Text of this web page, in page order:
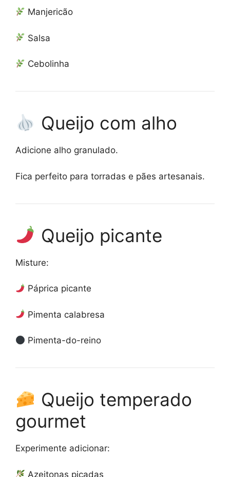
Manjericão
Salsa
Cebolinha
Queijo com alho
Adicione alho granulado.
Fica perfeito para torradas e pães artesanais.
Queijo picante
Misture:
Páprica picante
Pimenta calabresa
Pimenta-do-reino
Queijo temperado
gourmet
Experimente adicionar:
Azeitonas picadas